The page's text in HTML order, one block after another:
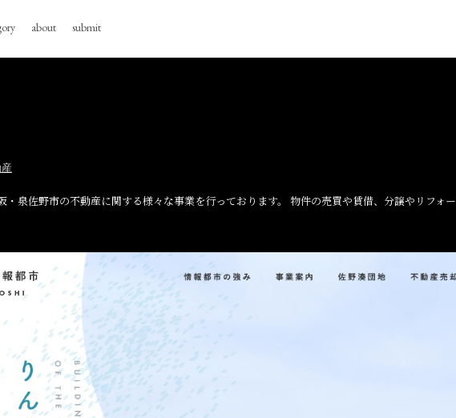
about submit
・泉佐野市の不動産に関する様々な事業を行っております。 物件の売買や賃借、分譲やリフォ